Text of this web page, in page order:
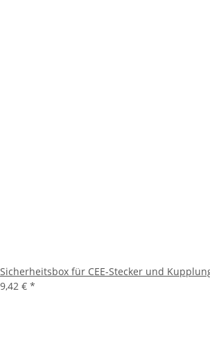
Sicherheitsbox für CEE-Stecker und
9,42 € *